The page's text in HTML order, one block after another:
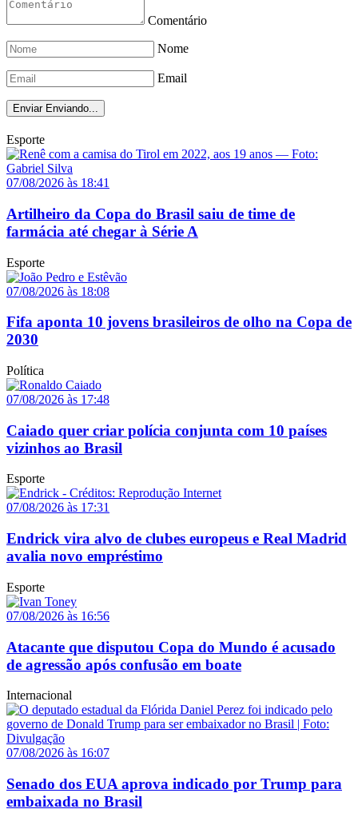
Comentário
Nome
Email
Enviar Enviando...
Esporte
07/08/2026 às 18:41
Artilheiro da Copa do Brasil saiu de time de
farmácia até chegar à Série A
Esporte
07/08/2026 às 18:08
Fifa aponta 10 jovens brasileiros de olho na Copa de
2030
Política
07/08/2026 às 17:48
Caiado quer criar polícia conjunta com 10 países
vizinhos ao Brasil
Esporte
07/08/2026 às 17:31
Endrick vira alvo de clubes europeus e Real Madrid
avalia novo empréstimo
Esporte
07/08/2026 às 16:56
Atacante que disputou Copa do Mundo é acusado
de agressão após confusão em boate
Internacional
07/08/2026 às 16:07
Senado dos EUA aprova indicado por Trump para
embaixada no Brasil